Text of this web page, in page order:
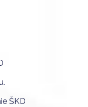
ŠKD